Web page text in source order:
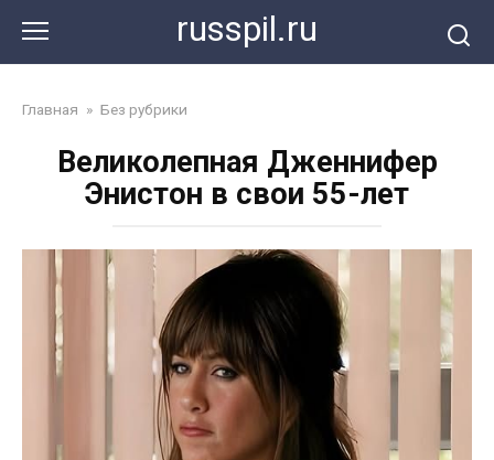
контенту
russpil.ru
Главная » Без рубрики
Великолепная Дженнифер
Энистон в свои 55-лет